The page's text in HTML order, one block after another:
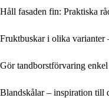
Håll fasaden fin: Praktiska
Fruktbuskar i olika varianter
Gör tandborstförvaring
Blandskålar – inspiration till